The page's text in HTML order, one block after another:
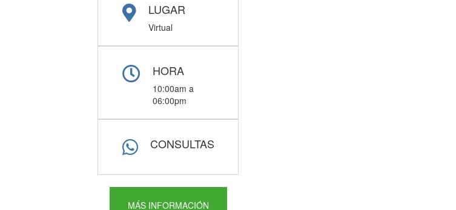
LUGAR
Virtual
HORA
10:00am a
06:00pm
CONSULTAS
MÁS INFORMACIÓN